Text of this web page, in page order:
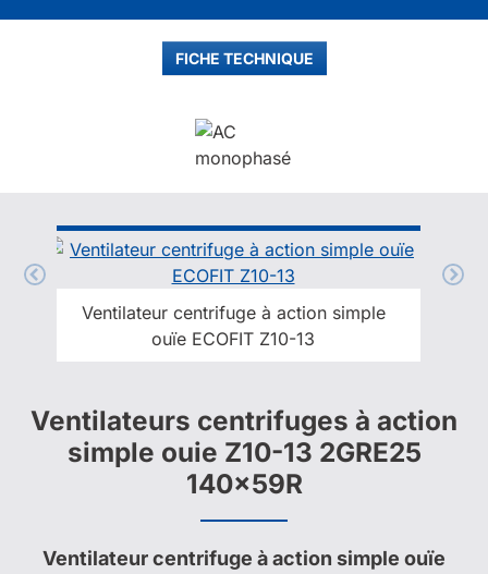
FICHE TECHNIQUE
Ventilateur centrifuge à action simple
ouïe ECOFIT Z10-13
Ventilateurs centrifuges à action
simple ouie Z10-13 2GRE25
140x59R
Ventilateur centrifuge à action simple ouïe